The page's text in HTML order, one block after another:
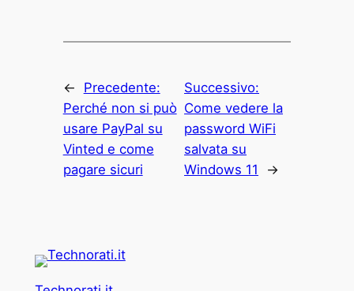
←
Precedente:
Perché non si può
usare PayPal su
Vinted e come
pagare sicuri
Successivo:
Come vedere la
password WiFi
salvata su
Windows 11
→